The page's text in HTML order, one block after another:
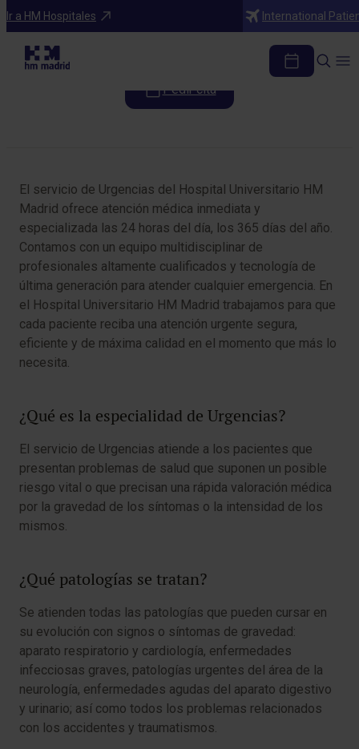
Ir a HM Hospitales International
Especialidades
Urgencias
Pedir cita
El servicio de Urgencias del Hospital Universitario HM
Madrid ofrece atención médica inmediata y
especializada las 24 horas del día, los 365 días del año.
Contamos con un equipo multidisciplinar de
profesionales altamente cualificados y tecnología de
última generación para atender cualquier emergencia. En
el Hospital Universitario HM Madrid trabajamos para que
cada paciente reciba una atención urgente segura,
eficiente y de máxima calidad en el momento que más lo
necesita.
¿Qué es la especialidad de Urgencias?
El servicio de Urgencias atiende a los pacientes que
presentan problemas de salud que suponen un posible
riesgo vital o que precisan una rápida valoración médica
por la gravedad de los síntomas o la intensidad de los
mismos.
¿Qué patologías se tratan?
Se atienden todas las patologías que pueden cursar en
su evolución con signos o síntomas de gravedad:
aparato respiratorio y cardiología, enfermedades
infecciosas graves, patologías urgentes del área de la
neurología, enfermedades agudas del aparato digestivo
y urinario; así como todos los problemas relacionados
con los accidentes y traumatismos.